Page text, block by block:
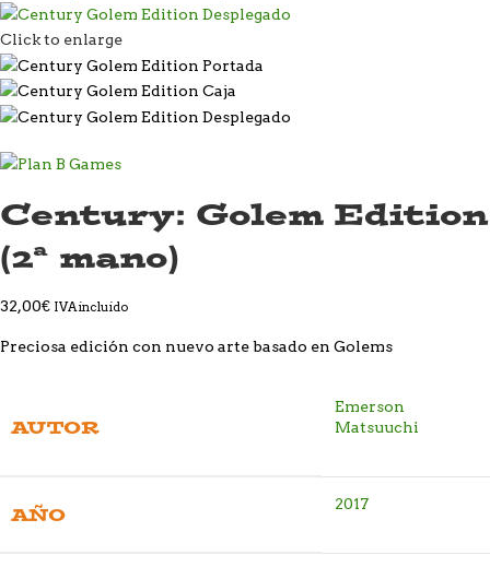
Click to enlarge
Century: Golem Edition
(2ª mano)
32,00€ IVA incluido
Preciosa edición con nuevo arte basado en Golems
AUTOR
Emerson
Matsuuchi
AÑO 2017